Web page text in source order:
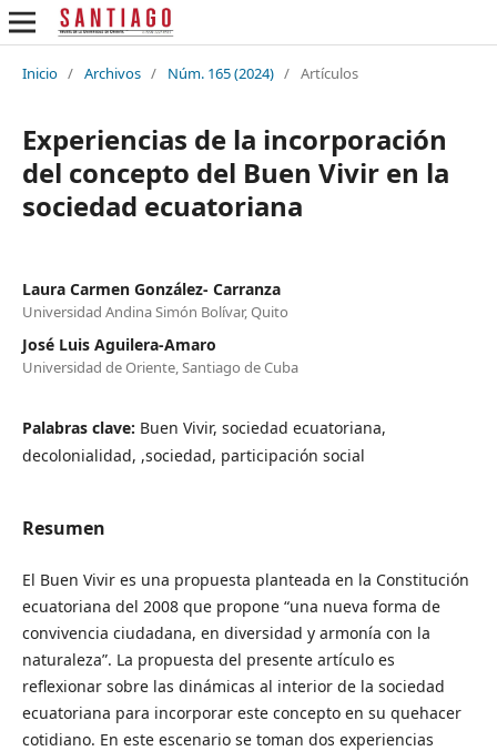
Inicio / Archivos / Núm. 165 (2024) / Artículos
Experiencias de la incorporación
del concepto del Buen Vivir en la
sociedad ecuatoriana
Laura Carmen González- Carranza
Universidad Andina Simón Bolívar, Quito
José Luis Aguilera-Amaro
Universidad de Oriente, Santiago de Cuba
Palabras clave: Buen Vivir, sociedad ecuatoriana,
decolonialidad, ,sociedad, participación social
Resumen
El Buen Vivir es una propuesta planteada en la Constitución
ecuatoriana del 2008 que propone “una nueva forma de
convivencia ciudadana, en diversidad y armonía con la
naturaleza”. La propuesta del presente artículo es
reflexionar sobre las dinámicas al interior de la sociedad
ecuatoriana para incorporar este concepto en su quehacer
cotidiano. En este escenario se toman dos experiencias